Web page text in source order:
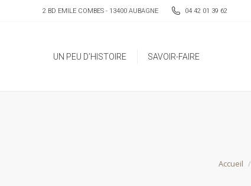
2 BD EMILE COMBES - 13400 AUBAGNE 04 42 01 39 62
UN PEU D’HISTOIRE SAVOIR-FAIRE
Vous
Accueil